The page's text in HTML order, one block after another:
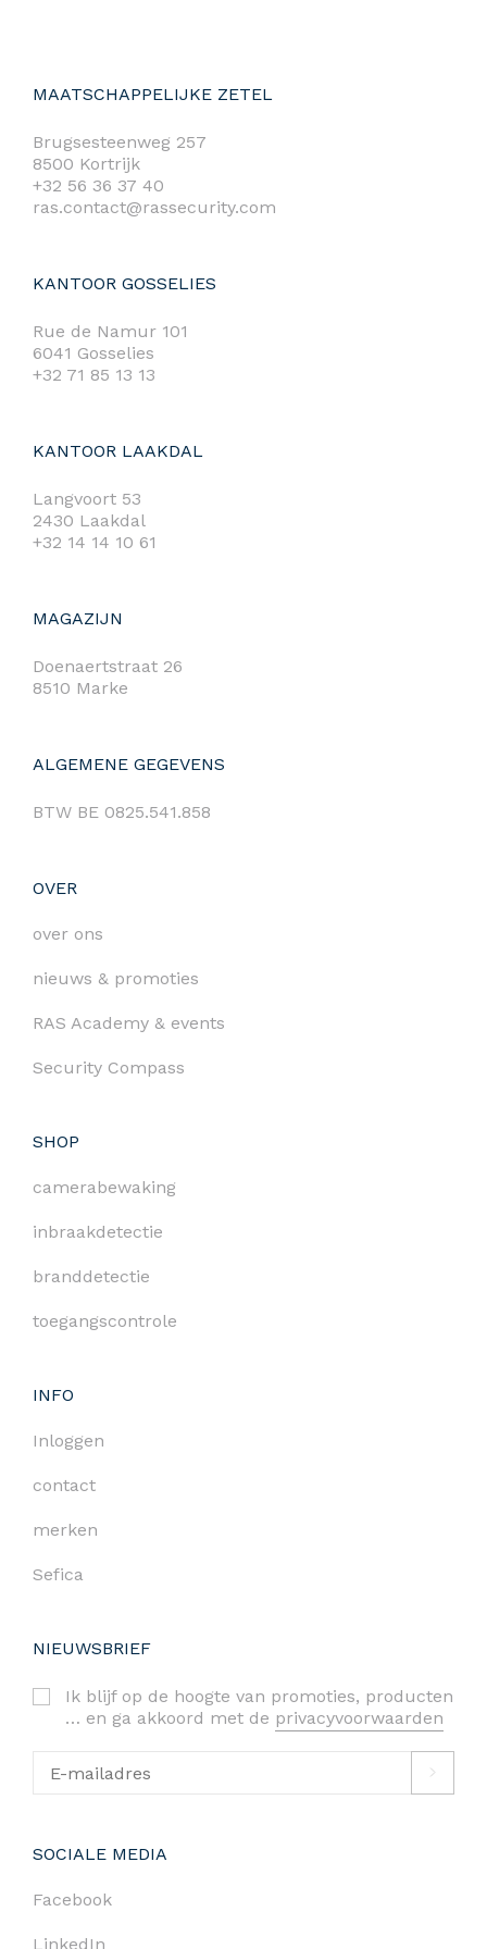
MAATSCHAPPELIJKE ZETEL
Brugsesteenweg 257
8500 Kortrijk
+32 56 36 37 40
ras.contact@rassecurity.com
KANTOOR GOSSELIES
Rue de Namur 101
6041 Gosselies
+32 71 85 13 13
KANTOOR LAAKDAL
Langvoort 53
2430 Laakdal
+32 14 14 10 61
MAGAZIJN
Doenaertstraat 26
8510 Marke
ALGEMENE GEGEVENS
BTW BE 0825.541.858
OVER
over ons
nieuws & promoties
RAS Academy & events
Security Compass
SHOP
camerabewaking
inbraakdetectie
branddetectie
toegangscontrole
INFO
Inloggen
contact
merken
Sefica
NIEUWSBRIEF
Ik blijf op de hoogte van promoties, producten
… en ga akkoord met de privacyvoorwaarden
SOCIALE MEDIA
Facebook
LinkedIn